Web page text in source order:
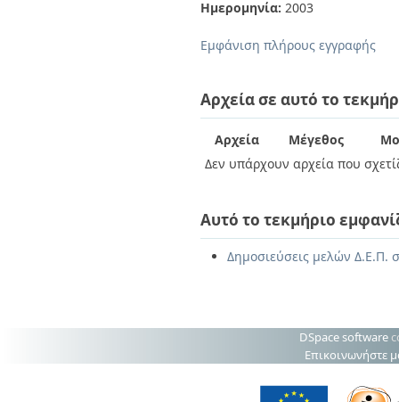
Ημερομηνία: 2003
Εμφάνιση πλήρους εγγραφής
Αρχεία σε αυτό το
Αρχεία Μέγεθος
Δεν υπάρχουν αρχεία που
Αυτό το τεκμήριο
Δημοσιεύσεις μελών Δ.Ε.Π.
DSpace software
Επικοινωνήστε